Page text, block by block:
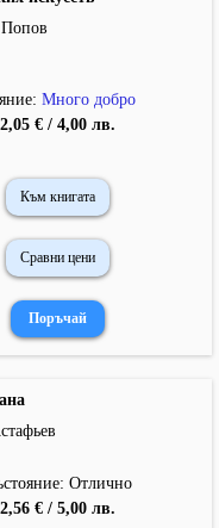
Много добро
2,05 € / 4,00 лв.
Към книгата
Сравни цени
Отлично
2,56 € / 5,00 лв.